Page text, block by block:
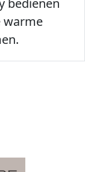
bedienen
warme